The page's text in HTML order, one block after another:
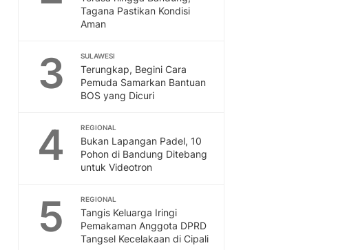
Tagana Pastikan Kondisi
Aman
3 SULAWESI
Terungkap, Begini Cara
Pemuda Samarkan Bantuan
BOS yang Dicuri
4 REGIONAL
Bukan Lapangan Padel, 10
Pohon di Bandung Ditebang
untuk Videotron
5 REGIONAL
Tangis Keluarga Iringi
Pemakaman Anggota DPRD
Tangsel Kecelakaan di Cipali